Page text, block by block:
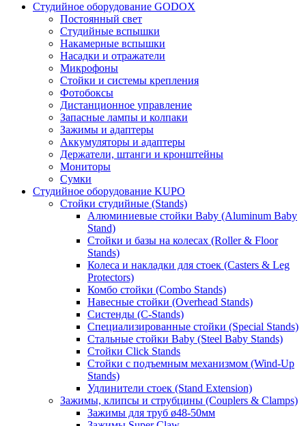
Студийное оборудование GODOX
Постоянный свет
Студийные вспышки
Накамерные вспышки
Насадки и отражатели
Микрофоны
Стойки и системы крепления
Фотобоксы
Дистанционное управление
Запасные лампы и колпаки
Зажимы и адаптеры
Аккумуляторы и адаптеры
Держатели, штанги и кронштейны
Мониторы
Сумки
Студийное оборудование KUPO
Стойки студийные (Stands)
Алюминиевые стойки Baby (Aluminum Baby
Stand)
Стойки и базы на колесах (Roller & Floor
Stands)
Колеса и накладки для стоек (Casters & Leg
Protectors)
Комбо стойки (Combo Stands)
Навесные стойки (Overhead Stands)
Систенды (C-Stands)
Специализированные стойки (Special Stands)
Стальные стойки Baby (Steel Baby Stands)
Стойки Click Stands
Стойки с подъемным механизмом (Wind-Up
Stands)
Удлинители стоек (Stand Extension)
Зажимы, клипсы и струбцины (Couplers & Clamps)
Зажимы для труб ø48-50мм